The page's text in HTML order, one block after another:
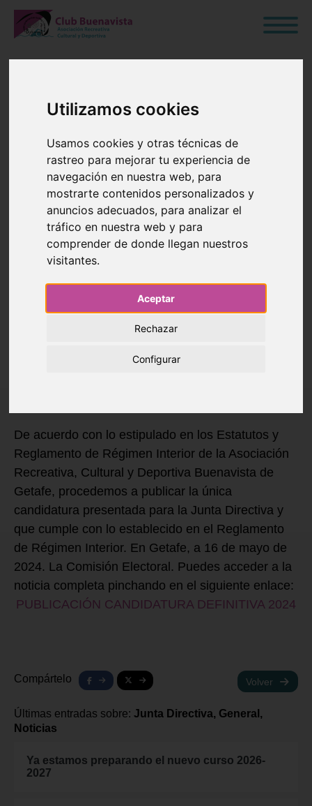
Utilizamos cookies
Usamos cookies y otras técnicas de
rastreo para mejorar tu experiencia de
navegación en nuestra web, para
mostrarte contenidos personalizados y
anuncios adecuados, para analizar el
tráfico en nuestra web y para
comprender de donde llegan nuestros
visitantes.
Aceptar
Rechazar
Configurar
PUBLICACIÓN
CANDIDATURA
DEFINITIVA
PARA JUNTA
DIRECTIVA
18 de Mayo de 2024
De acuerdo con lo estipulado en los Estatutos y
Reglamento de Régimen Interior de la Asociación
Recreativa, Cultural y Deportiva Buenavista de
Getafe, procedemos a publicar la única
candidatura presentada para la Junta Directiva y
que cumple con lo establecido en el Reglamento
de Régimen Interior. En Getafe, a 16 de mayo de
2024. La Comisión Electoral. Puedes acceder a la
noticia completa pinchando en el siguiente enlace:
PUBLICACIÓN CANDIDATURA DEFINITIVA 2024
Compártelo Volver
Últimas entradas sobre: Junta Directiva, General,
Noticias
Ya estamos preparando el nuevo curso 2026-
2027